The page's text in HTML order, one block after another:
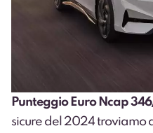
Punteggio Euro Ncap
sicure del 2024 troviamo